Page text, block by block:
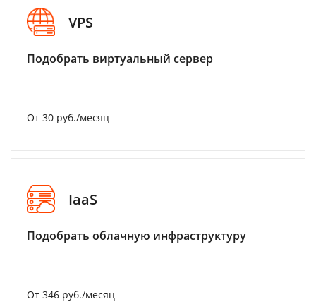
VPS
Подобрать виртуальный сервер
От 30 руб./месяц
IaaS
Подобрать облачную инфраструктуру
От 346 руб./месяц